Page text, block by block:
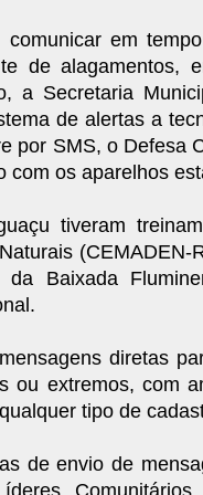
em
de alagamentos,
a Secretaria
de alertas a
por SMS, o Defesa
os aparelhos
tiveram
Baixada
diretas
ou extremos, com
tipo de
de envio de